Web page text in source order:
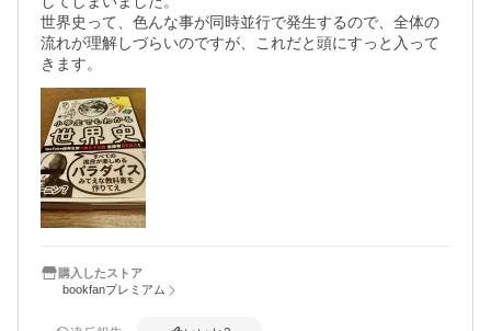
世界史って、色んな事が同時並行で発生するので、全体の
流れが理解しづらいのですが、これだと頭にすっと入って
きます。
購入したストア
bookfanプレミアム